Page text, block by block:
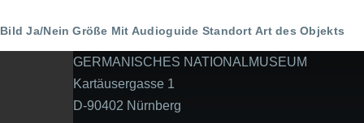
Bild Ja/Nein Größe Mit Audioguide Standort Art des Objekts
GERMANISCHES NATIONALMUSEUM
Kartäusergasse 1
D-90402 Nürnberg